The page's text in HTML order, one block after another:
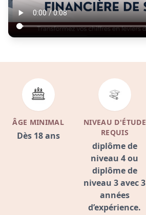
ÂGE MINIMAL
Dès 18 ans
NIVEAU D'ÉTUDE
REQUIS
diplôme de
niveau 4 ou
diplôme de
niveau 3 avec 3
années
d’expérience.